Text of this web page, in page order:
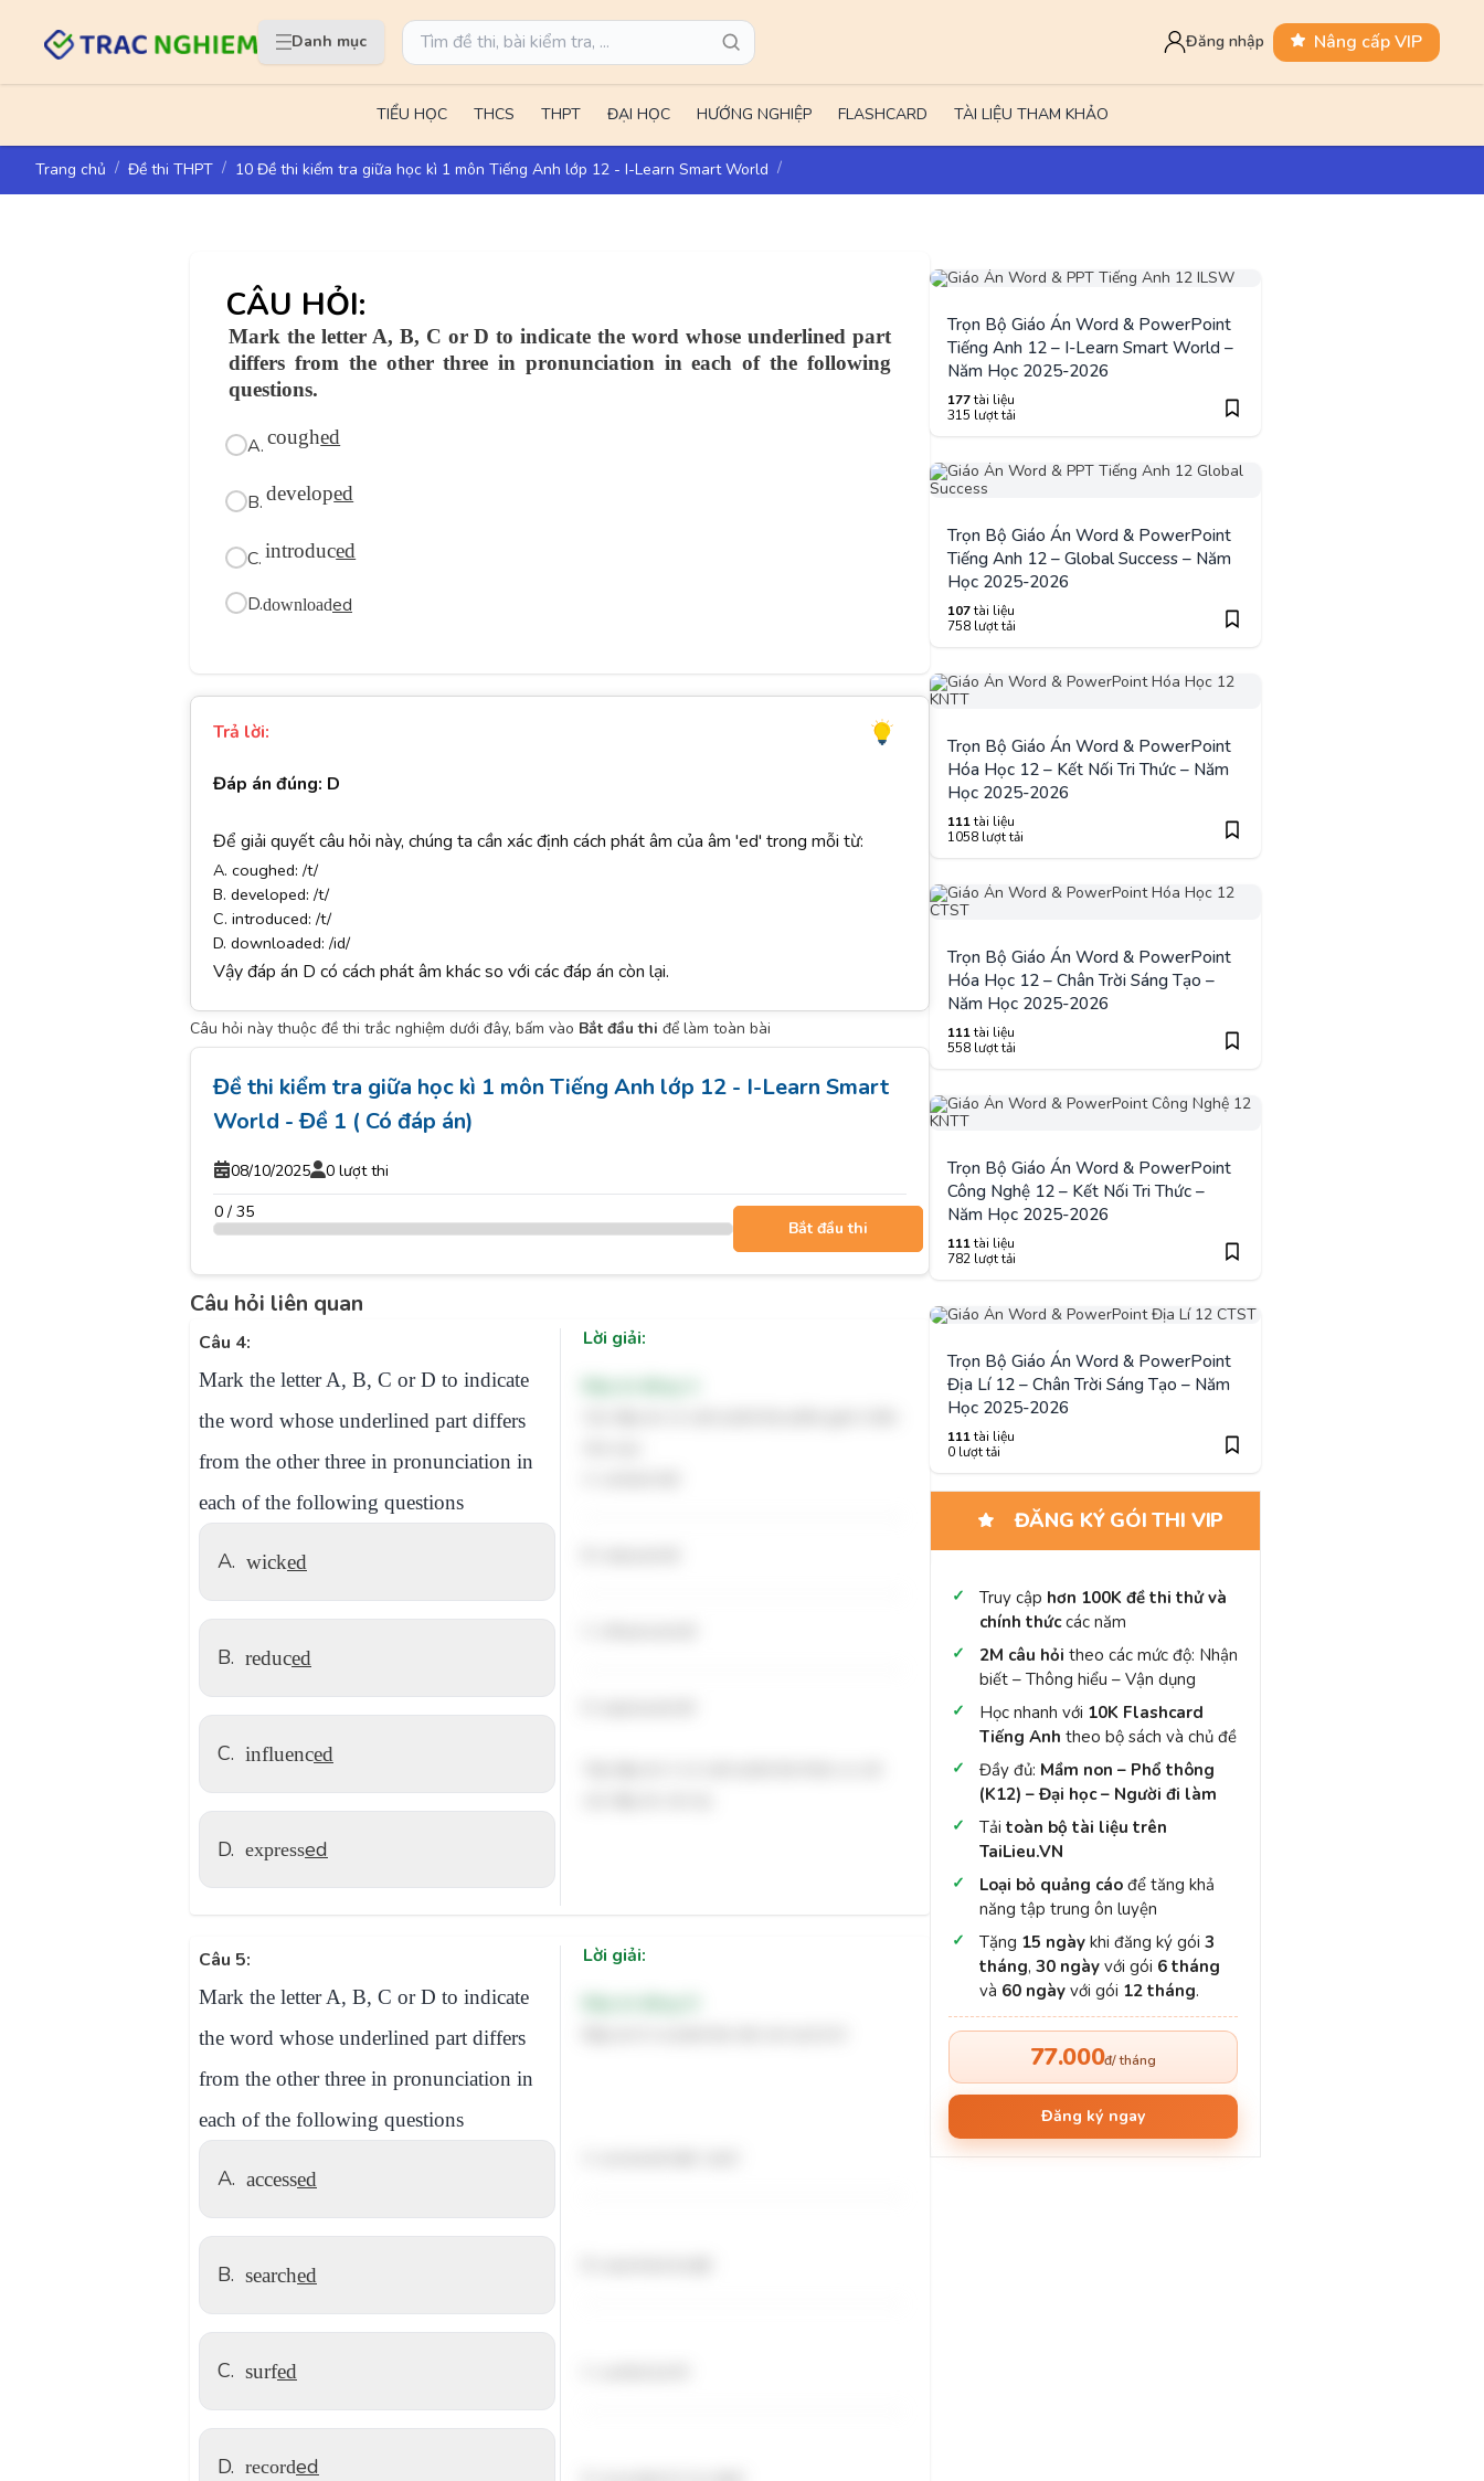
Danh mục Đăng nhập Nâng cấp VIP
TIỂU HỌC THCS THPT ĐẠI HỌC HƯỚNG NGHIỆP FLASHCARD TÀI LIỆU THAM KHẢO
Trang chủ Đề thi THPT 10 Đề thi kiểm tra giữa học kì 1 môn Tiếng Anh lớp 12 - I-Learn Smart World
CÂU HỎI:
Mark the letter A, B, C or D to indicate the word whose underlined part
differs from the other three in pronunciation in each of the following
questions.
A.coughed
B.developed
C.introduced
D.downloaded
Trả lời:
Đáp án đúng: D
Để giải quyết câu hỏi này, chúng ta cần xác định cách phát âm của âm 'ed' trong mỗi từ:
A. coughed: /t/
B. developed: /t/
C. introduced: /t/
D. downloaded: /id/
Vậy đáp án D có cách phát âm khác so với các đáp án còn lại.
Câu hỏi này thuộc đề thi trắc nghiệm dưới đây, bấm vào Bắt đầu thi để làm toàn bài
Đề thi kiểm tra giữa học kì 1 môn Tiếng Anh lớp 12 - I-Learn Smart
World - Đề 1 ( Có đáp án)
08/10/2025
0 lượt thi
0 / 35
Bắt đầu thi
Câu hỏi liên quan
Câu 4:
Mark the letter A, B, C or D to indicate
the word whose underlined part differs
from the other three in pronunciation in
each of the following questions
A. wicked
B. reduced
C. influenced
D. expressed
Lời giải:
Câu 5:
Mark the letter A, B, C or D to indicate
the word whose underlined part differs
from the other three in pronunciation in
each of the following questions
A. accessed
B. searched
C. surfed
D. recorded
Lời giải:
Trọn Bộ Giáo Án Word & PowerPoint
Tiếng Anh 12 – I-Learn Smart World –
Năm Học 2025-2026
177tài liệu
315 lượt tải
Trọn Bộ Giáo Án Word & PowerPoint
Tiếng Anh 12 – Global Success – Năm
Học 2025-2026
107tài liệu
758 lượt tải
Trọn Bộ Giáo Án Word & PowerPoint
Hóa Học 12 – Kết Nối Tri Thức – Năm
Học 2025-2026
111tài liệu
1058 lượt tải
Trọn Bộ Giáo Án Word & PowerPoint
Hóa Học 12 – Chân Trời Sáng Tạo –
Năm Học 2025-2026
111tài liệu
558 lượt tải
Trọn Bộ Giáo Án Word & PowerPoint
Công Nghệ 12 – Kết Nối Tri Thức –
Năm Học 2025-2026
111tài liệu
782 lượt tải
Trọn Bộ Giáo Án Word & PowerPoint
Địa Lí 12 – Chân Trời Sáng Tạo – Năm
Học 2025-2026
111tài liệu
0 lượt tải
ĐĂNG KÝ GÓI THI VIP
Truy cập hơn 100K đề thi thử và
chính thứccác năm
2M câu hỏi theo các mức độ: Nhận
biết – Thông hiểu – Vận dụng
Học nhanh với 10K Flashcard
Tiếng Anh theo bộ sách và chủ đề
Đầy đủ: Mầm non – Phổ thông
(K12) – Đại học – Người đi làm
Tải toàn bộ tài liệu trên
TaiLieu.VN
Loại bỏ quảng cáo để tăng khả
năng tập trung ôn luyện
Tặng 15 ngày khi đăng ký gói 3
tháng, 30 ngày với gói 6 tháng
và 60 ngày với gói 12 tháng.
77.000đ/ tháng
Đăng ký ngay